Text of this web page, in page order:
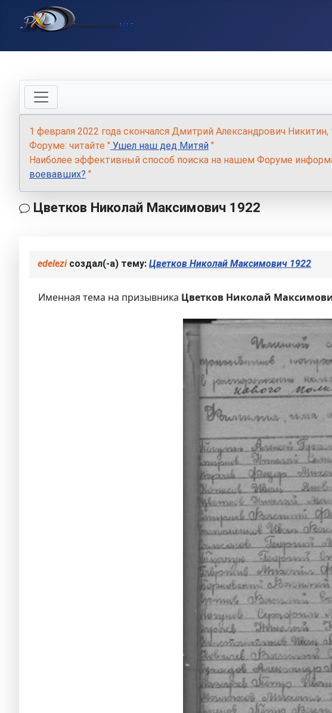
1 февраля 2022 года скончался Дмитрий Александрович
Форуме: читайте " Ушел наш дед Митяй "
Наиболее эффективный способ поиска на нашем Форуме
воевавших? "
Цветков Николай Максимович 1922
edeleziсоздал(-а) тему: Цветков Николай Максимович 1922
Именная тема на призывника Цветков Николай